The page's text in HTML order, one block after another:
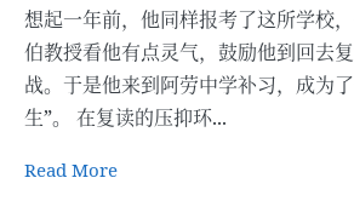
想起一年前，他同样报考了这所学校
伯教授看他有点灵气，鼓励他到回去
战。于是他来到阿劳中学补习，成为
生”。 在复读的压抑环...
Read More